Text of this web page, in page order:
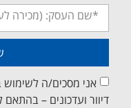
אני מסכים/ה
דיוור ועדכונים – בהתאם